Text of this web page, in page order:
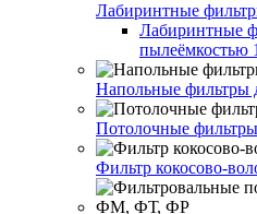
Лабиринтные
Лабиринтные
пылеёмкостью
Напольные фильтры
Потолочные
Фильтр кокосово-